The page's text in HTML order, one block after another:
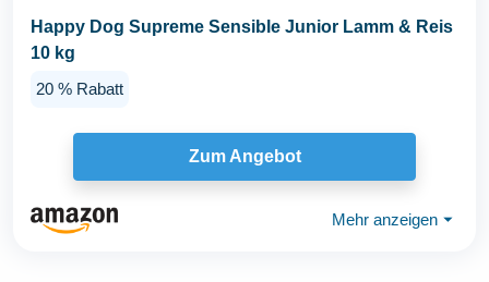
Happy Dog Supreme Sensible Junior Lamm & Reis
10 kg
20 % Rabatt
Zum Angebot
Mehr anzeigen ⏷